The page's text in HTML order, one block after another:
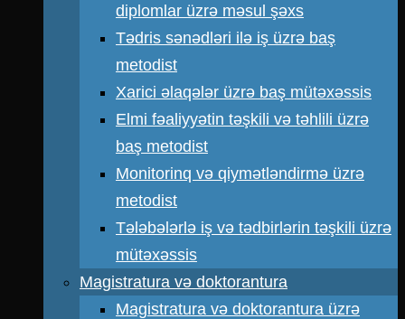
diplomlar üzrə məsul şəxs
Tədris sənədləri ilə iş üzrə baş
metodist
Xarici əlaqələr üzrə baş mütəxəssis
Elmi fəaliyyətin təşkili və təhlili üzrə
baş metodist
Monitorinq və qiymətləndirmə üzrə
metodist
Tələbələrlə iş və tədbirlərin təşkili üzrə
mütəxəssis
Magistratura və doktorantura
Magistratura və doktorantura üzrə